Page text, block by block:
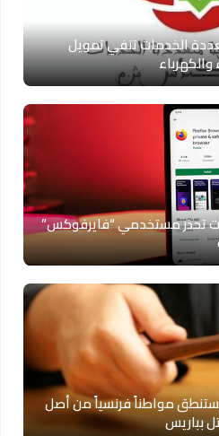
الخدمات تنفي تمويل
والكهرباء
تحذر مستخدمي “فايرفوكس”
مواطناً فرنسياً من أصل
بباريس